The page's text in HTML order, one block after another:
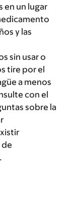
en un lugar
y las
sin usar o
tire por el
a menos
con el
sobre la